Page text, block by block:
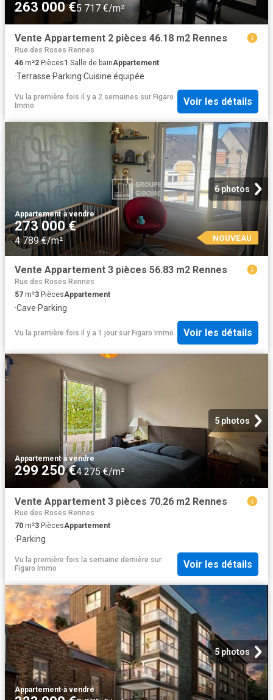
263 000 €5 717 €/m²
Vente Appartement 2 pièces 46.18 m2 Rennes
Rue des Roses Rennes
46 m²2 Pièces1 Salle de bainAppartement
·Terrasse·Parking·Cuisine équipée
Vu la première fois il y a 2 semaines sur Figaro
Immo
Voir les détails
6 photos
Appartement·à vendre
273 000 €
4 789 €/m² NOUVEAU
Vente Appartement 3 pièces 56.83 m2 Rennes
Rue des Roses Rennes
57 m²3 PiècesAppartement
·Cave·Parking
Vu la première fois il y a 1 jour sur Figaro Immo Voir les détails
5 photos
Appartement·à vendre
299 250 €4 275 €/m²
Vente Appartement 3 pièces 70.26 m2 Rennes
Rue des Roses Rennes
70 m²3 PiècesAppartement
·Parking
Vu la première fois la semaine dernière sur
Figaro Immo
Voir les détails
5 photos
Appartement·à vendre